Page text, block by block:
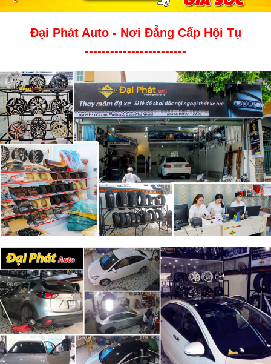
Đại Phát Auto - Nơi Đẳng Cấp Hội Tụ
------------------------